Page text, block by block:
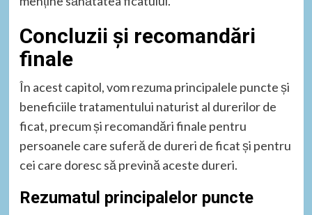
Concluzii și recomandări
finale
În acest capitol, vom rezuma principalele puncte și
beneficiile tratamentului naturist al durerilor de
ficat, precum și recomandări finale pentru
persoanele care suferă de dureri de ficat și pentru
cei care doresc să prevină aceste dureri.
Rezumatul principalelor puncte